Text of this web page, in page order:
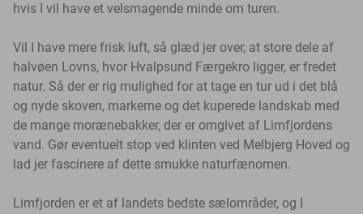
hvis I vil have et velsmagende minde om turen.
Vil I have mere frisk luft, så glæd jer over, at store dele af
halvøen Lovns, hvor Hvalpsund Færgekro ligger, er fredet
natur. Så der er rig mulighed for at tage en tur ud i det blå
og nyde skoven, markerne og det kuperede landskab med
de mange morænebakker, der er omgivet af Limfjordens
vand. Gør eventuelt stop ved klinten ved Melbjerg Hoved og
lad jer fascinere af dette smukke naturfænomen.
Limfjorden er et af landets bedste sælområder, og I